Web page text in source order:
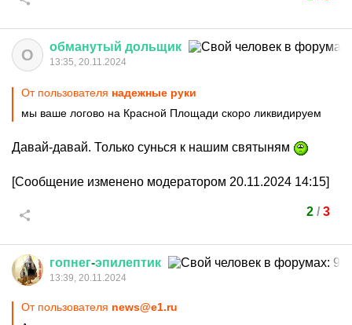
О обманутый дольщик
13:35, 20.11.2024
От пользователя надежные руки
мы ваше логово на Красной Площади скоро ликвидируем
Давай-давай. Только сунься к нашим святыням
[Сообщение изменено модератором 20.11.2024 14:15]
2/ 3
гопнег-эпилептик
13:39, 20.11.2024
От пользователя news@e1.ru